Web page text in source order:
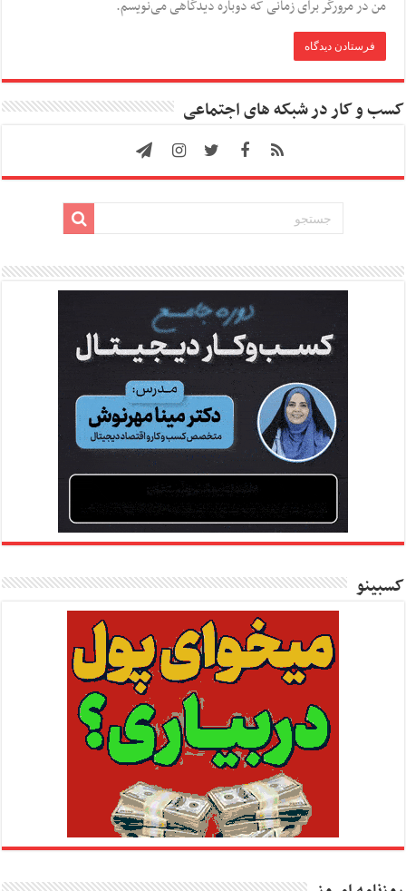
من در مرورگر برای زمانی که دوباره دیدگاهی می‌نویسم.
کسب و کار در شبکه های اجتماعی
کسبینو